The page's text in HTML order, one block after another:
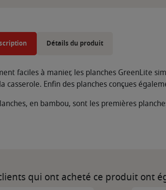
Détails du produit
faciles à manier, les planches GreenLite
casserole. Enfin des planches conçues
en bambou, sont les premières
qui ont acheté ce produit ont